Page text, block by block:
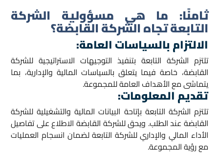
ثامنًا: ما هي مسؤولية الشركة
التابعة تجاه الشركة القابضة؟
الالتزام بالسياسات العامة:
تلتزم الشركة التابعة بتنفيذ التوجيهات الاستراتيجية للشركة
القابضة، خاصة فيما يتعلق بالسياسات المالية والإدارية، بما
يتماشى مع الأهداف العامة للمجموعة.
تقديم المعلومات:
تلتزم الشركة التابعة بإتاحة البيانات المالية والتشغيلية للشركة
القابضة عند الطلب. ويحق للشركة القابضة الاطلاع على تفاصيل
الأداء المالي والإداري للشركة التابعة لضمان انسجام العمليات
مع رؤية المجموعة.